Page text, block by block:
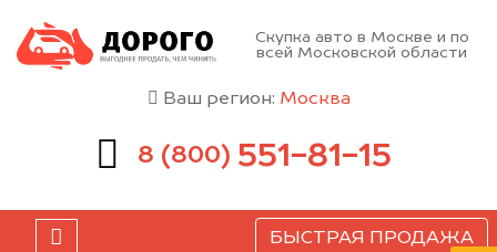
Скупка авто в Москве и по
всей Московской области
Ваш регион: Москва
8 (800) 551-81-15
БЫСТРАЯ ПРОДАЖА